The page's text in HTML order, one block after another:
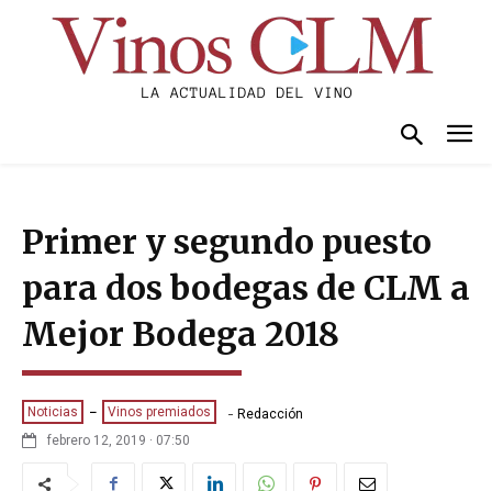
Primer y segundo puesto
para dos bodegas de CLM a
Mejor Bodega 2018
Noticias Vinos premiados - Redacción
febrero 12, 2019 · 07:50